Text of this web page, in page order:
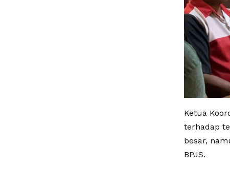
Ketua
terhadap
besar,
BPJS.